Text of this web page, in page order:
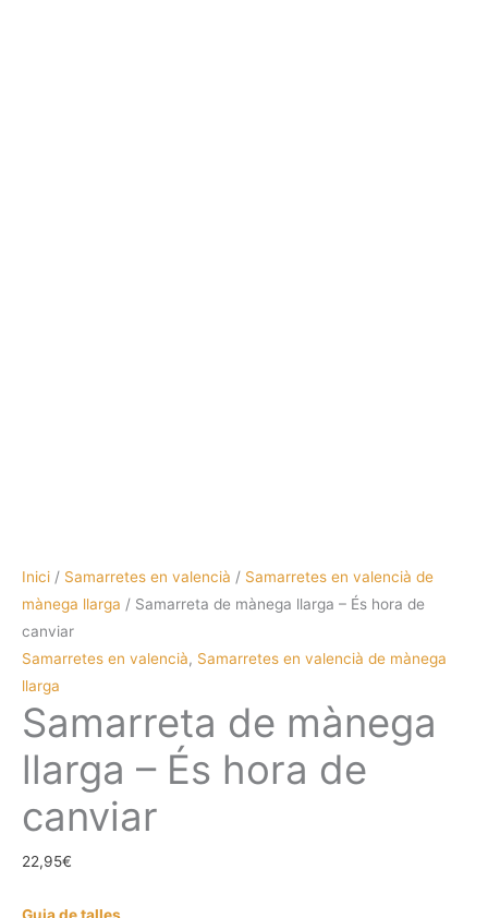
Inici / Samarretes en valencià / Samarretes en valencià de
mànega llarga / Samarreta de mànega llarga – És hora de
canviar
Samarretes en valencià, Samarretes en valencià de mànega
llarga
Samarreta de mànega
llarga – És hora de
canviar
22,95€